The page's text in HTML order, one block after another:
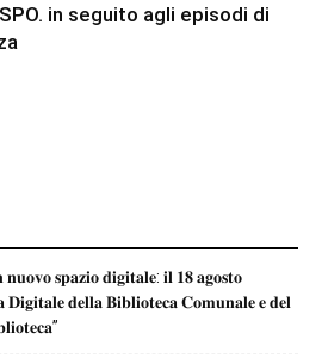
in seguito agli episodi di
𝐬𝐩𝐚𝐳𝐢𝐨 𝐝𝐢𝐠𝐢𝐭𝐚𝐥𝐞: 𝐢𝐥 𝟏𝟖 𝐚𝐠𝐨𝐬𝐭𝐨
𝐃𝐢𝐠𝐢𝐭𝐚𝐥𝐞 𝐝𝐞𝐥𝐥𝐚 𝐁𝐢𝐛𝐥𝐢𝐨𝐭𝐞𝐜𝐚 𝐂𝐨𝐦𝐮𝐧𝐚𝐥𝐞 𝐞 𝐝𝐞𝐥